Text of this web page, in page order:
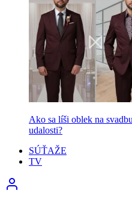
Ako sa líši oblek na
udalosti?
SÚŤAŽE
TV